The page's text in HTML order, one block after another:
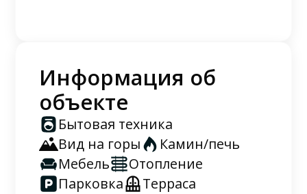
Информация об
объекте
Бытовая техника
Вид на горы
Камин/печь
Мебель
Отопление
Парковка
Терраса